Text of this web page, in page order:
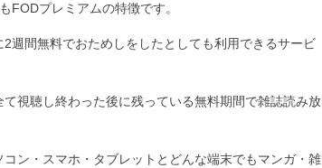
FODプレミアムの特徴です。
週間無料でおためしをしたとしても利用できるサービ
視聴し終わった後に残っている無料期間で雑誌読み放
ン・スマホ・タブレットとどんな端末でもマンガ・雑